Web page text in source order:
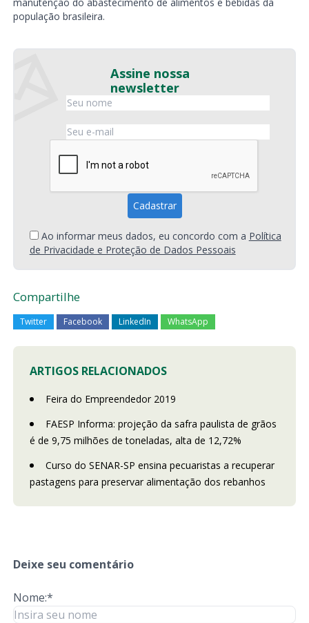
população brasileira.
Assine nossa
newsletter
Ao informar meus dados, eu concordo com a Política
de Privacidade e Proteção de Dados Pessoais
Compartilhe
Twitter Facebook LinkedIn WhatsApp
ARTIGOS RELACIONADOS
Feira do Empreendedor 2019
FAESP Informa: projeção da safra paulista de grãos
é de 9,75 milhões de toneladas, alta de 12,72%
Curso do SENAR-SP ensina pecuaristas a recuperar
pastagens para preservar alimentação dos rebanhos
Deixe seu comentário
Nome:*